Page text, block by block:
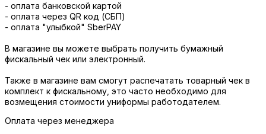
- оплата банковской картой
- оплата через QR код (СБП)
- оплата "улыбкой" SberPAY
В магазине вы можете выбрать получить бумажный
фискальный чек или электронный.
Также в магазине вам смогут распечатать товарный чек в
комплект к фискальному, это часто необходимо для
возмещения стоимости униформы работодателем.
Оплата через менеджера